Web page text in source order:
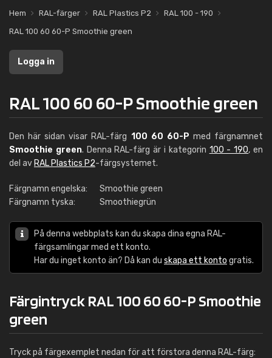
Hem RAL-färger RAL Plastics P2
RAL 100 - 190
RAL 100 60 60-P Smoothie green
Logga in
RAL 100 60 60-P Smoothie green
Den här sidan visar RAL-färg 100 60 60-P med färgnamnet
Smoothie green. Denna RAL-färg är i kategorin 100 - 190, en
del av RAL Plastics P2-färgsystemet.
Färgnamn engelska:
Smoothie green
Färgnamn tyska:
Smoothiegrün
På denna webbplats kan du skapa dina egna RAL-
färgsamlingar med ett konto.
Har du inget konto än? Då kan du skapa ett konto gratis.
Färgintryck RAL 100 60 60-P Smoothie
green
Tryck på färgexemplet nedan för att förstora denna RAL-färg: